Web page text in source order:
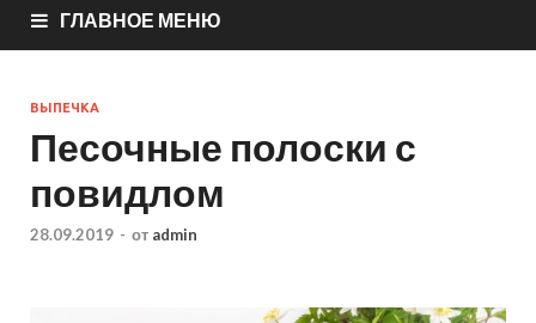
ГЛАВНОЕ МЕНЮ
ВЫПЕЧКА
Песочные полоски с
повидлом
28.09.2019 - от admin